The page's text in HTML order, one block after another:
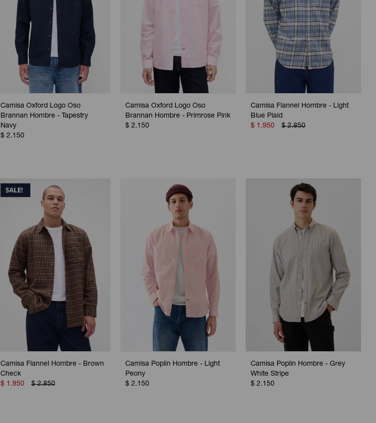
Camisa Oxford Logo Oso
Brannan Hombre - Tapestry
Navy
$ 2.150
Camisa Oxford Logo Oso
Brannan Hombre - Primrose Pink
$ 2.150
Camisa Flannel Hombre - Light
Blue Plaid
$ 1.950 $ 2.850
Camisa Flannel Hombre - Brown
Check
$ 1.950 $ 2.850
Camisa Poplin Hombre - Light
Peony
$ 2.150
Camisa Poplin Hombre - Grey
White Stripe
$ 2.150